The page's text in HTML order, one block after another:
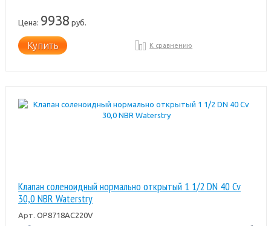
Цена: 9938 руб.
Купить К сравнению
Клапан соленоидный нормально открытый 1 1/2 DN 40 Cv
30,0 NBR Waterstry
Арт. OP8718AC220V